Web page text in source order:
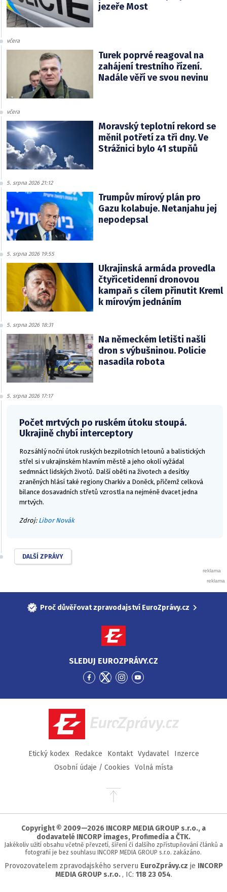
jezeře Most
včera
Turek poprvé reagoval na
zahájení trestního řízení.
Nadále věří ve svou nevinu
včera
Moravský teplotní rekord se
měnil potřetí za tři dny. Ve
Strážnici bylo 41 stupňů
5. srpna 2026 21:12
Trumpův mírový plán pro
Gazu kolabuje. Netanjahu jej
nepodepsal
5. srpna 2026 19:55
Ukrajinská armáda provedla
čtyřicetidenní dronovou
kampaň s cílem přinutit Kreml
k mírovým jednáním
5. srpna 2026 18:31
Na německém letišti našli
dron s výbušninou. Policie
nasadila robota
5. srpna 2026 17:17
Počet mrtvých po ruském útoku stoupá.
Ukrajině chybí interceptory
Rozsáhlý noční útok ruských bezpilotních letounů a balistických
střel si v ukrajinském hlavním městě a jeho okolí vyžádal
sedmnáct lidských životů. Další oběti na životech a desítky
zraněných hlásí také regiony Charkiv a Doněck, přičemž celková
bilance dosavadních střetů vzrostla na nejméně dvacet jedna
mrtvých.
Zdroj: Libor Novák
DALŠÍ ZPRÁVY
Proč důvěřovat zpravodajství EuroZprávy.cz
SLEDUJ EUROZPRÁVY.CZ
Přejít
Facebook
Přejít
Twitter
Přejít
Instagram
Přejít
YouTube
EuroZprávy.cz
Etický kodex Redakce Kontakt Vydavatel
Inzerce
Osobní údaje / Cookies
Volná místa
Přejít
stránky
Copyright © 2009—2026 INCORP MEDIA GROUP s.r.o., a
dodavatelé INCORP images, Profimedia a ČTK.
Jakékoliv užití obsahu včetně převzetí, šíření či dalšího zpřístupňování článků a
fotografií je bez souhlasu INCORP MEDIA GROUP s.r.o. zakázáno.
Provozovatelem zpravodajského serveru EuroZprávy.cz je INCORP
MEDIA GROUP s.r.o. , IC: 118 23 054.